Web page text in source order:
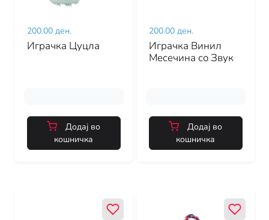
200.00 ден.
Играчка Цуцла
Додај во
кошничка
200.00 ден.
Играчка Винил
Месечина со Звук
Додај во
кошничка